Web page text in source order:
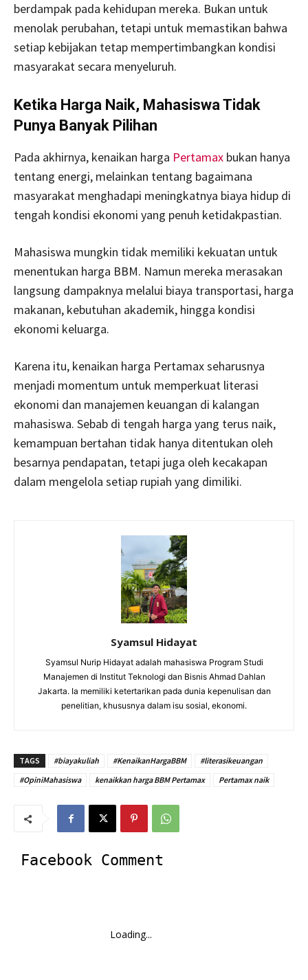
berdampak pada kehidupan mereka. Bukan untuk
menolak perubahan, tetapi untuk memastikan bahwa
setiap kebijakan tetap mempertimbangkan kondisi
masyarakat secara menyeluruh.
Ketika Harga Naik, Mahasiswa Tidak
Punya Banyak Pilihan
Pada akhirnya, kenaikan harga Pertamax bukan hanya
tentang energi, melainkan tentang bagaimana
masyarakat menghadapi meningkatnya biaya hidup di
tengah kondisi ekonomi yang penuh ketidakpastian.
Mahasiswa mungkin tidak memiliki kekuatan untuk
menentukan harga BBM. Namun mereka merasakan
langsung dampaknya melalui biaya transportasi, harga
makanan, kebutuhan akademik, hingga kondisi
ekonomi keluarga.
Karena itu, kenaikan harga Pertamax seharusnya
menjadi momentum untuk memperkuat literasi
ekonomi dan manajemen keuangan di kalangan
mahasiswa. Sebab di tengah harga yang terus naik,
kemampuan bertahan tidak hanya ditentukan oleh
besarnya pendapatan, tetapi juga oleh kecakapan
dalam mengelola setiap rupiah yang dimiliki.
Syamsul Hidayat
Syamsul Nurip Hidayat adalah mahasiswa Program Studi
Manajemen di Institut Teknologi dan Bisnis Ahmad Dahlan
Jakarta. Ia memiliki ketertarikan pada dunia kepenulisan dan
penelitian, khususnya dalam isu sosial, ekonomi.
TAGS #biayakuliah #KenaikanHargaBBM
#literasikeuangan
#OpiniMahasiswa
kenaikkan harga BBM Pertamax Pertamax naik
Facebook Comment
Loading...